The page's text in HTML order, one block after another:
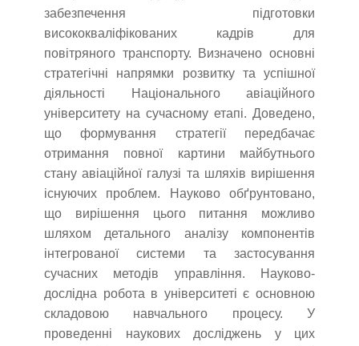
забезпечення підготовки
висококваліфікованих кадрів для
повітряного транспорту. Визначено основні
стратегічні напрямки розвитку та успішної
діяльності Національного авіаційного
університету на сучасному етапі. Доведено,
що формування стратегії передбачає
отримання повної картини майбутнього
стану авіаційної галузі та шляхів вирішення
існуючих проблем. Науково обґрунтовано,
що вирішення цього питання можливо
шляхом детального аналізу компонентів
інтегрованої системи та застосування
сучасних методів управління. Науково-
дослідна робота в університеті є основною
складовою навчального процесу. У
проведенні наукових досліджень у цих